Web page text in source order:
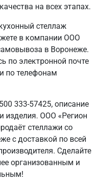
на всех этапах.
стеллаж
в компании ООО
в Воронеже.
по электронной почте
по телефонам
333-57425, описание
изделия. ООО «Регион
стеллажи со
с доставкой по всей
Сделайте
организованным и